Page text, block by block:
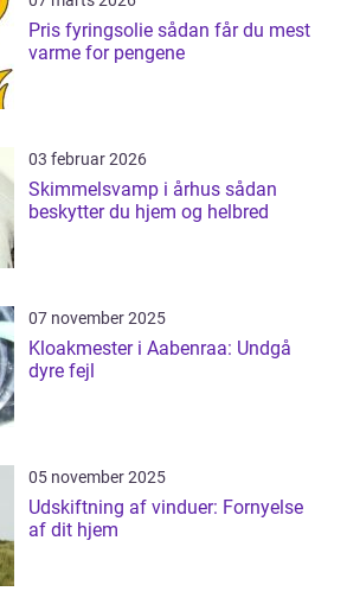
Pris fyringsolie sådan får du mest
varme for pengene
03 februar 2026
Skimmelsvamp i århus sådan
beskytter du hjem og helbred
07 november 2025
Kloakmester i Aabenraa: Undgå
dyre fejl
05 november 2025
Udskiftning af vinduer: Fornyelse
af dit hjem